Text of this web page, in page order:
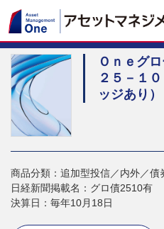
Ｏｎｅグ
２５－１
ッジあり）
商品分類：追加型投信／内外／債
日経新聞掲載名：グロ債2510有
決算日：毎年10月18日